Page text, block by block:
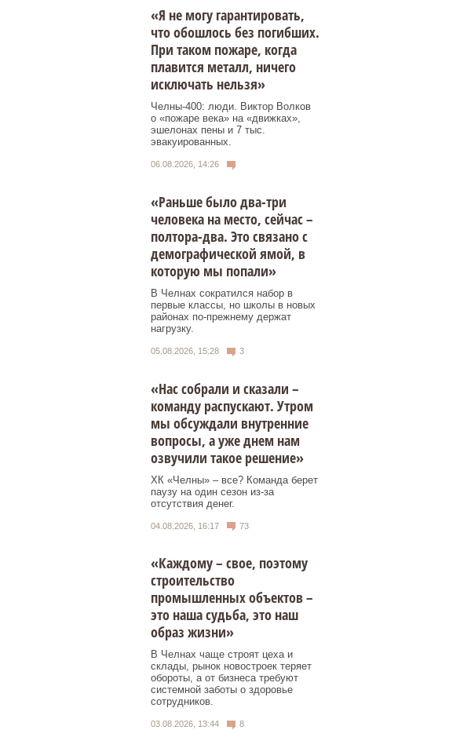
«Я не могу гарантировать,
что обошлось без погибших.
При таком пожаре, когда
плавится металл, ничего
исключать нельзя»
Челны-400: люди. Виктор Волков
о «пожаре века» на «движках»,
эшелонах пены и 7 тыс.
эвакуированных.
06.08.2026, 14:26
«Раньше было два-три
человека на место, сейчас –
полтора-два. Это связано с
демографической ямой, в
которую мы попали»
В Челнах сократился набор в
первые классы, но школы в новых
районах по-прежнему держат
нагрузку.
05.08.2026, 15:28 3
«Нас собрали и сказали –
команду распускают. Утром
мы обсуждали внутренние
вопросы, а уже днем нам
озвучили такое решение»
ХК «Челны» – все? Команда берет
паузу на один сезон из-за
отсутствия денег.
04.08.2026, 16:17 73
«Каждому – свое, поэтому
строительство
промышленных объектов –
это наша судьба, это наш
образ жизни»
В Челнах чаще строят цеха и
склады, рынок новостроек теряет
обороты, а от бизнеса требуют
системной заботы о здоровье
сотрудников.
03.08.2026, 13:44 8